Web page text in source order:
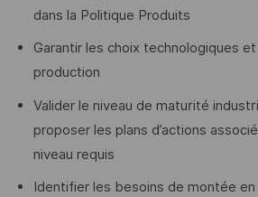
dans la Politique Produits
Garantir les choix technologiques
production
Valider le niveau de maturité
proposer les plans d’actions
niveau requis
Identifier les besoins de montée